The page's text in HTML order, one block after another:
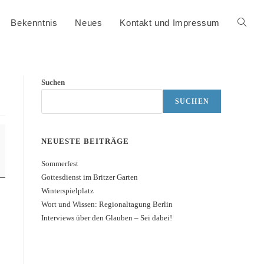
Bekenntnis Neues Kontakt und Impressum
Suchen
SUCHEN
NEUESTE BEITRÄGE
Sommerfest
Gottesdienst im Britzer Garten
Winterspielplatz
Wort und Wissen: Regionaltagung Berlin
Interviews über den Glauben – Sei dabei!